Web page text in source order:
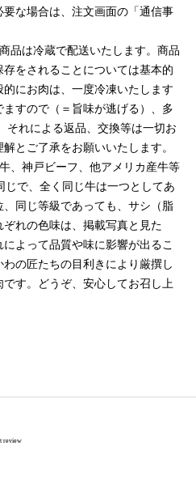
な場合は、注文画面の「通信事
品は冷蔵で配送いたします。商品
をされることについては基本的
にお肉は、一度冷凍いたします
すので（＝旨味が逃げる）、多
それによる返品、交換等は一切お
とご了承をお願いいたします。
、神戸ビーフ、他アメリカ産牛等
で、全く同じ牛は一つとしてあ
同じ等級であっても、サシ（脂
れの色味は、掲載写真と見た
よって品質や味に影響が出るこ
の匠たちの目利きにより厳撰し
す。どうぞ、安心してお召し上
review